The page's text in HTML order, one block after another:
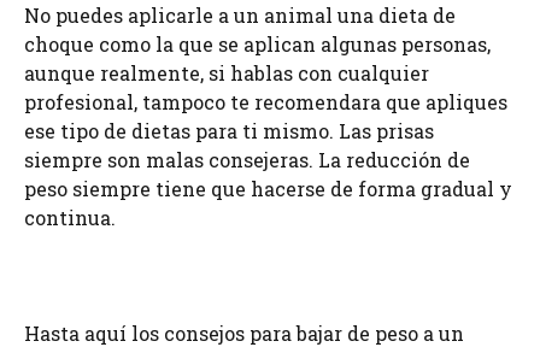
No puedes aplicarle a un animal una dieta de
choque como la que se aplican algunas personas,
aunque realmente, si hablas con cualquier
profesional, tampoco te recomendara que apliques
ese tipo de dietas para ti mismo. Las prisas
siempre son malas consejeras. La reducción de
peso siempre tiene que hacerse de forma gradual y
continua.
Hasta aquí los consejos para bajar de peso a un